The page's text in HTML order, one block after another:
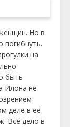
Но в
погибнуть.
на
быть
Илона не
деле в её
Всё дело в